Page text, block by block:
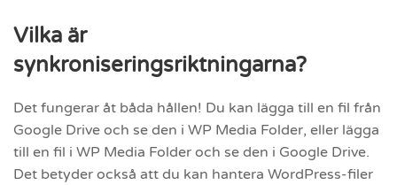
Vilka är
synkroniseringsriktningarna?
Det fungerar åt båda hållen! Du kan lägga till en fil från
Google Drive och se den i WP Media Folder, eller lägga
till en fil i WP Media Folder och se den i Google Drive.
Det betyder också att du kan hantera WordPress-filer